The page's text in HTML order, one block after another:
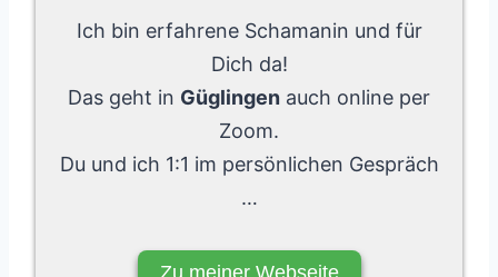
Ich bin erfahrene Schamanin und für
Dich da!
Das geht in Güglingen auch online per
Zoom.
Du und ich 1:1 im persönlichen Gespräch
…
Zu meiner Webseite